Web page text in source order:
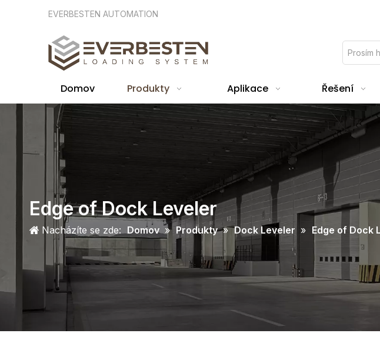
EVERBESTEN AUTOMATION
Domov Produkty Aplikace Řešení
Edge of Dock Leveler
Nacházíte se zde: Domov » Produkty » Dock Leveler » Edge of Dock